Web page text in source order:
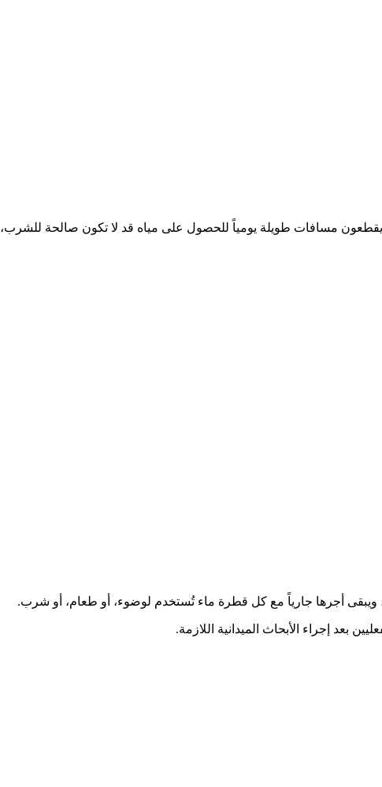
مسافات طويلة يومياً للحصول على مياه قد لا تكون صالحة للشرب،
أجرها جارياً مع كل قطرة ماء تُستخدم لوضوء، أو طعام، أو شرب.
بعد إجراء الأبحاث الميدانية اللازمة.